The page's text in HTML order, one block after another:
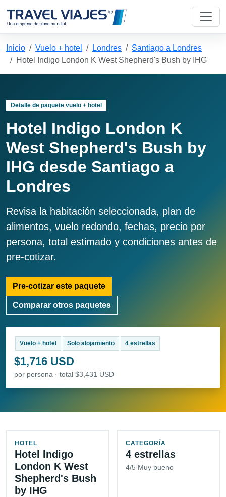
Inicio Vuelo + hotel Londres
Santiago a Londres
Hotel Indigo London K West Shepherd's Bush by IHG
Detalle de paquete vuelo + hotel
Hotel Indigo London K
West Shepherd's Bush by
IHG desde Santiago a
Londres
Revisa la habitación seleccionada, plan de
alimentos, vuelo redondo, fechas, precio por
persona, total estimado y condiciones antes de
pre-cotizar.
Pre-cotizar este paquete
Comparar otros paquetes
Vuelo + hotel Solo alojamiento 4 estrellas
$1,716 USD
por persona · total $3,431 USD
HOTEL
Hotel Indigo
London K West
Shepherd's Bush
by IHG
CATEGORÍA
4 estrellas
4/5 Muy bueno